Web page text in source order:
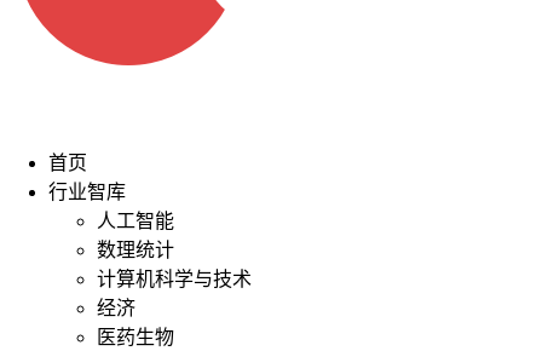
首页
行业智库
人工智能
数理统计
计算机科学与技术
经济
医药生物